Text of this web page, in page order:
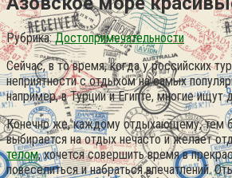
Рубрика: Достопримечательности
Сейчас, в то время, когда у российских
неприятности с отдыхом на самых
например, в Турции и Египте, многие ищут
Конечно же, каждому отдыхающему, тем
выбирается на отдых нечасто и желает
телом, хочется совершить время в
повеселиться и набраться впечатлений.